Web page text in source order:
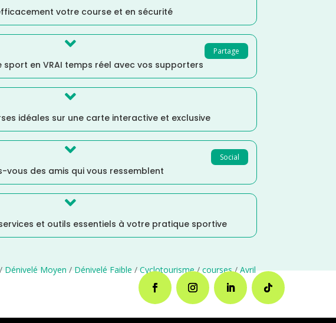
votre course et en sécurité
Partage

sport en VRAI temps réel avec vos supporters

idéales sur une carte interactive et exclusive
Social

vous des amis qui vous ressemblent

et outils essentiels à votre pratique sportive
Dénivelé Moyen/Dénivelé Faible/Cyclotourisme/courses/Avril